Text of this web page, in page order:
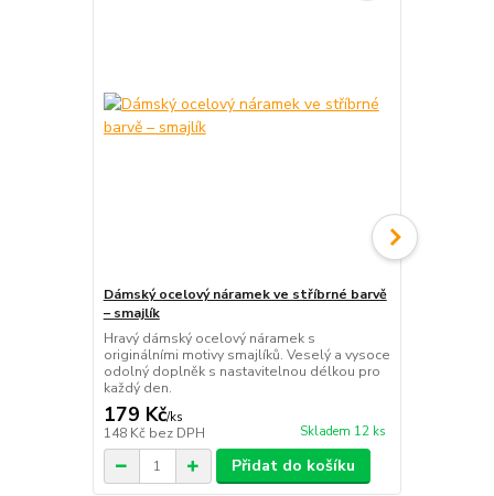
Dámský ocelový náramek ve stříbrné barvě
– smajlík
Hravý dámský ocelový náramek s
originálními motivy smajlíků. Veselý a vysoce
odolný doplněk s nastavitelnou délkou pro
každý den.
179 Kč/ks
148 Kč bez DPH Skladem 12 ks
Přidat do košíku